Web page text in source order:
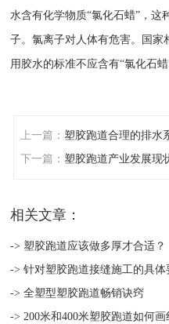
水含有化学物质“氯化石蜡”，
子。氯离子对人体有危害。国家
用胶水的标准不应含有“氯化石蜡
上一篇： 塑胶跑道合理的排水
下一篇： 塑胶跑道产业发展现
相关文章：
-> 塑胶跑道应该做多厚才合适？
-> 针对塑胶跑道接缝施工的具体
-> 全塑型塑胶跑道畅销诀窍
-> 200米和400米塑胶跑道如何画